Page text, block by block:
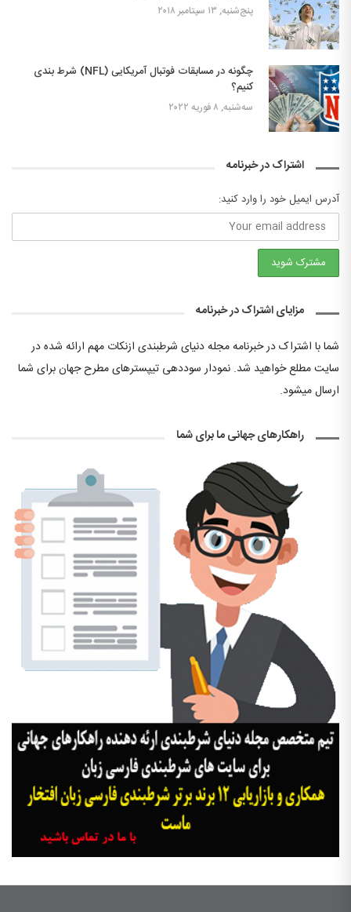
پنج‌شنبه, ۱۳ سپتامبر ۲۰۱۸
چگونه در مسابقات فوتبال آمریکایی (NFL) شرط بندی
کنیم؟
سه‌شنبه, ۸ فوریه ۲۰۲۲
اشتراک در خبرنامه
آدرس ایمیل خود را وارد کنید:
مزایای اشتراک در خبرنامه
شما با اشتراک در خبرنامه مجله دنیای شرطبندی ازنکات مهم ارائه شده در
سایت مطلع خواهید شد. نمودار سوددهی تیپسترهای مطرح جهان برای شما
ارسال میشود.
راهکارهای جهانی ما برای شما